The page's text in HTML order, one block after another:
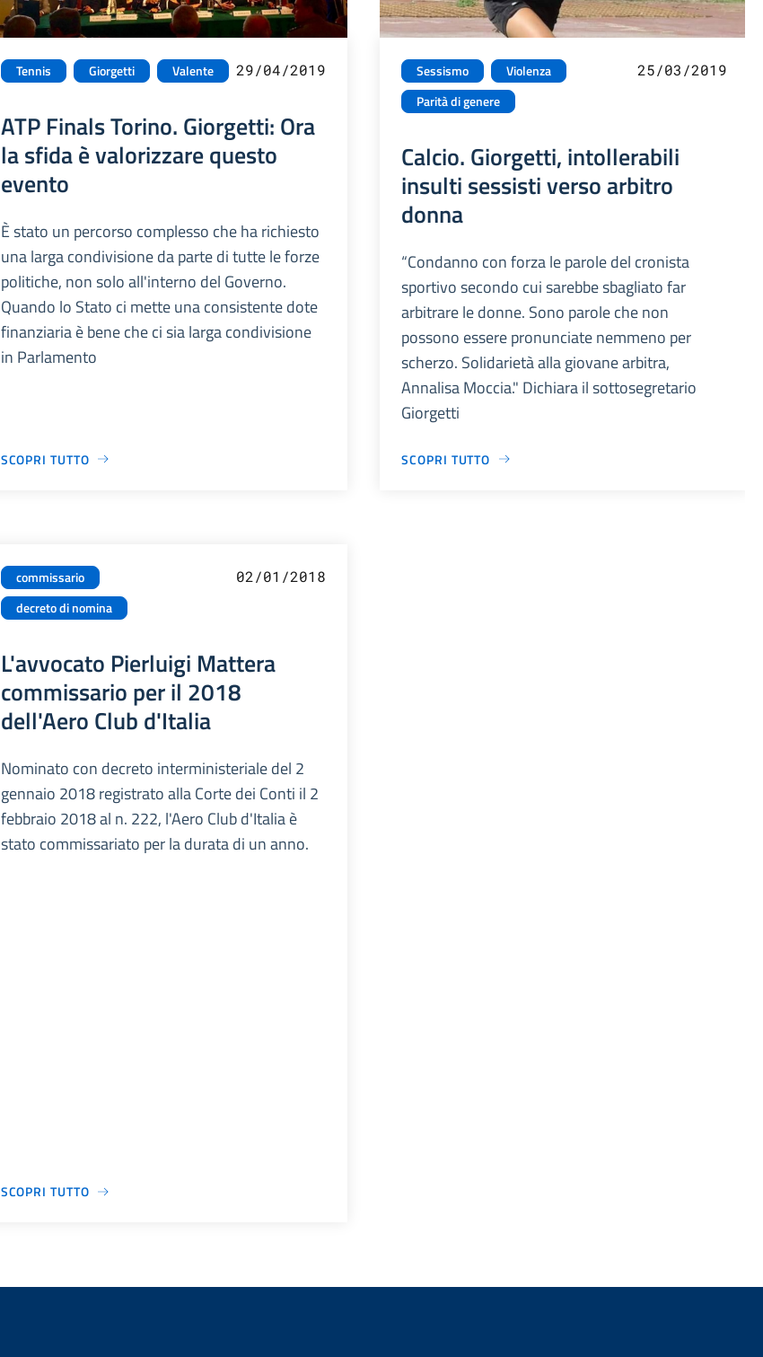
Tennis Giorgetti Valente 29/04/2019
ATP Finals Torino. Giorgetti: Ora
la sfida è valorizzare questo
evento
È stato un percorso complesso che ha richiesto
una larga condivisione da parte di tutte le forze
politiche, non solo all'interno del Governo.
Quando lo Stato ci mette una consistente dote
finanziaria è bene che ci sia larga condivisione
in Parlamento
SCOPRI TUTTO
Sessismo
Violenza
Parità di genere
25/03/2019
Calcio. Giorgetti, intollerabili
insulti sessisti verso arbitro
donna
“Condanno con forza le parole del cronista
sportivo secondo cui sarebbe sbagliato far
arbitrare le donne. Sono parole che non
possono essere pronunciate nemmeno per
scherzo. Solidarietà alla giovane arbitra,
Annalisa Moccia." Dichiara il sottosegretario
Giorgetti
SCOPRI TUTTO
commissario
decreto di nomina
02/01/2018
L'avvocato Pierluigi Mattera
commissario per il 2018
dell'Aero Club d'Italia
Nominato con decreto interministeriale del 2
gennaio 2018 registrato alla Corte dei Conti il 2
febbraio 2018 al n. 222, l'Aero Club d'Italia è
stato commissariato per la durata di un anno.
SCOPRI TUTTO